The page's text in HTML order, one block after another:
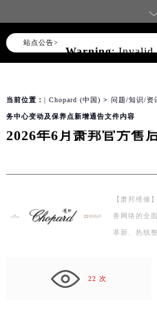
站点公告>
foreach() in
/www/wwwroot/
当前位置： | Chopard (中国) > 问题/知识/资
务中心变动及保养点新增通告文件内容
【萧邦维修
务网络的全
革新、热线
22 次